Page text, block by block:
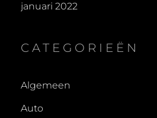
januari 2022
CATEGORIEËN
Algemeen
Auto